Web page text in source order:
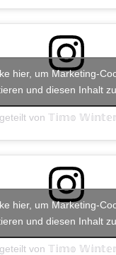
von 𝕋𝕚𝕞𝕠
hier, um Marketing-
und diesen Inhalt
von 𝕋𝕚𝕞𝕠
hier, um Marketing-
und diesen Inhalt